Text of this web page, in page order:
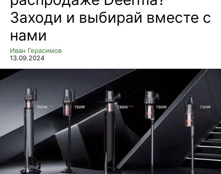
Заходи и выбирай вместе с
нами
Иван Герасимов
13.09.2024